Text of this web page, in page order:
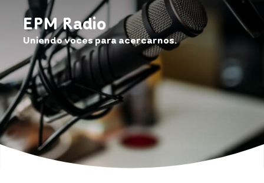
EPM Radio
Uniendo voces para acercarnos.